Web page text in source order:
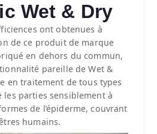
Wet & Dry
ont obtenues à
de ce produit de marque
en dehors du commun,
pareille de Wet &
en traitement de tous types
les parties sensiblement à
de l’épiderme, couvrant
humains.